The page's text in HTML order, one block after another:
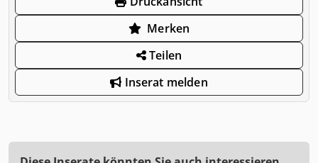
Merken
Teilen
Inserat melden